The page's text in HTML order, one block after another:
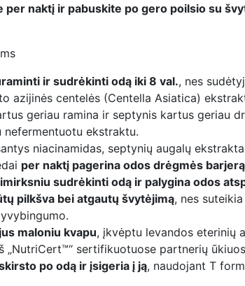
per naktį ir pabuskite po gero poilsio su
ir sudrėkinti odą iki 8 val., nes
azijinės centelės (Centella Asiatica)
geriau ramina ir septynis kartus geriau
nefermentuotu ekstraktu.
niacinamidas, septynių augalų
per naktį pagerina odos drėgmės barjerą
sudrėkinti odą ir palygina odos
pilkšva bei atgautų švytėjimą, nes
maloniu kvapu, įkvėptu levandos eterinių
„NutriCert™“ sertifikuotuose partnerių
po odą ir įsigeria į ją, naudojant T